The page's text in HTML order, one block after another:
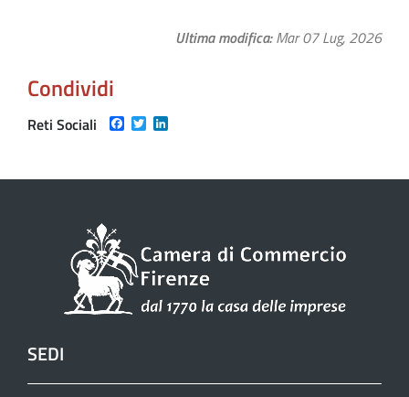
Ultima modifica Mar 07 Lug, 2026
Condividi
Reti Sociali Facebook
Twitter
SEDI